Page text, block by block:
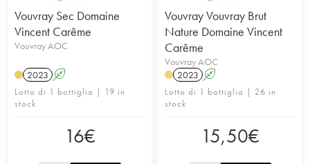
Vouvray Sec Domaine
Vincent Carême
Vouvray AOC
2023 A
Lotto di 1 bottiglia | 19 in
stock
16€
Vouvray Vouvray Brut
Nature Domaine Vincent
Carême
Vouvray AOC
H 2023 A
Lotto di 1 bottiglia | 26 in
stock
15,50€